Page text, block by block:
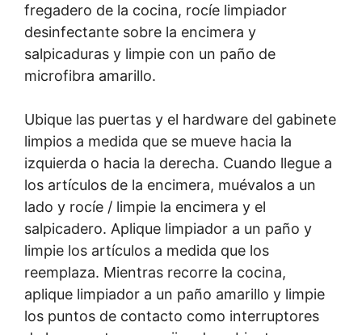
fregadero de la cocina, rocíe limpiador
desinfectante sobre la encimera y
salpicaduras y limpie con un paño de
microfibra amarillo.
Ubique las puertas y el hardware del gabinete
limpios a medida que se mueve hacia la
izquierda o hacia la derecha. Cuando llegue a
los artículos de la encimera, muévalos a un
lado y rocíe / limpie la encimera y el
salpicadero. Aplique limpiador a un paño y
limpie los artículos a medida que los
reemplaza. Mientras recorre la cocina,
aplique limpiador a un paño amarillo y limpie
los puntos de contacto como interruptores